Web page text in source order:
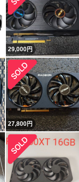
29,000円
27,800円